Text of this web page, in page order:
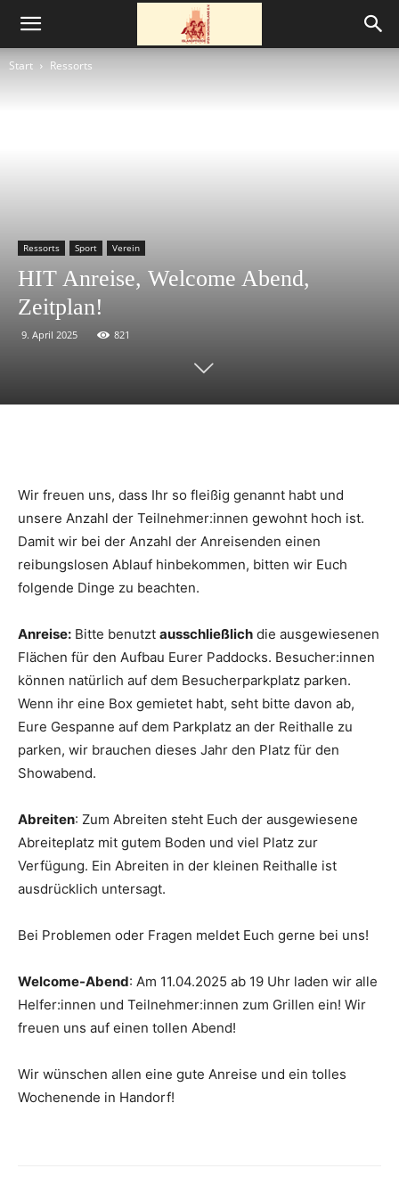
Start Ressorts
Ressorts Sport Verein
HIT Anreise, Welcome Abend,
Zeitplan!
9. April 2025 821
Wir freuen uns, dass Ihr so fleißig genannt habt und
unsere Anzahl der Teilnehmer:innen gewohnt hoch ist.
Damit wir bei der Anzahl der Anreisenden einen
reibungslosen Ablauf hinbekommen, bitten wir Euch
folgende Dinge zu beachten.
Anreise: Bitte benutzt ausschließlich die ausgewiesenen
Flächen für den Aufbau Eurer Paddocks. Besucher:innen
können natürlich auf dem Besucherparkplatz parken.
Wenn ihr eine Box gemietet habt, seht bitte davon ab,
Eure Gespanne auf dem Parkplatz an der Reithalle zu
parken, wir brauchen dieses Jahr den Platz für den
Showabend.
Abreiten: Zum Abreiten steht Euch der ausgewiesene
Abreiteplatz mit gutem Boden und viel Platz zur
Verfügung. Ein Abreiten in der kleinen Reithalle ist
ausdrücklich untersagt.
Bei Problemen oder Fragen meldet Euch gerne bei uns!
Welcome-Abend: Am 11.04.2025 ab 19 Uhr laden wir alle
Helfer:innen und Teilnehmer:innen zum Grillen ein! Wir
freuen uns auf einen tollen Abend!
Wir wünschen allen eine gute Anreise und ein tolles
Wochenende in Handorf!